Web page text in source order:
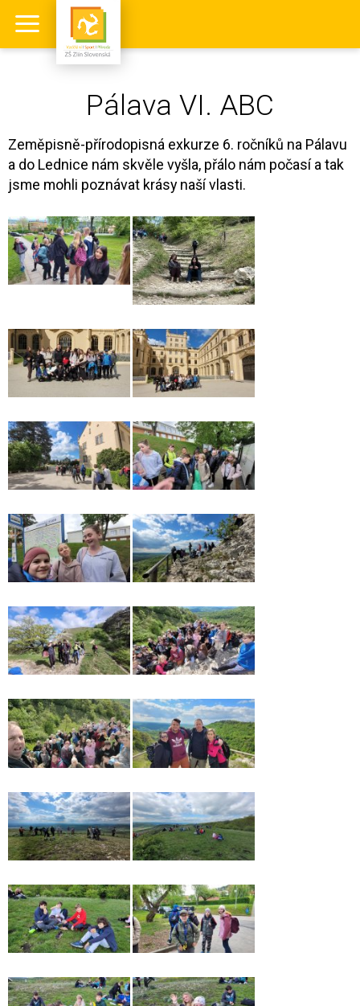
Pálava VI. ABC
Zeměpisně-přírodopisná exkurze 6. ročníků na Pálavu
a do Lednice nám skvěle vyšla, přálo nám počasí a tak
jsme mohli poznávat krásy naší vlasti.